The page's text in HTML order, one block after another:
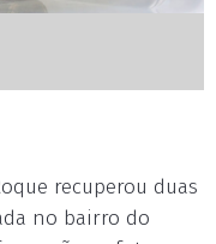
recuperou duas
no bairro do